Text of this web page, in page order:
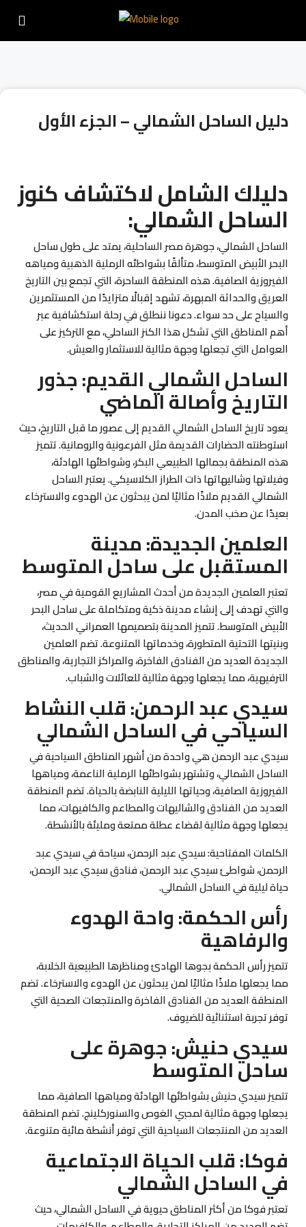
دليل الساحل الشمالي – الجزء الأول
دليلك الشامل لاكتشاف كنوز
الساحل الشمالي:
الساحل الشمالي، جوهرة مصر الساحلية، يمتد على طول ساحل
البحر الأبيض المتوسط، متألقًا بشواطئه الرملية الذهبية ومياهه
الفيروزية الصافية. هذه المنطقة الساحرة، التي تجمع بين التاريخ
العريق والحداثة المبهرة، تشهد إقبالًا متزايدًا من المستثمرين
والسياح على حد سواء. دعونا ننطلق في رحلة استكشافية عبر
أهم المناطق التي تشكل هذا الكنز الساحلي، مع التركيز على
العوامل التي تجعلها وجهة مثالية للاستثمار والعيش.
الساحل الشمالي القديم: جذور
التاريخ وأصالة الماضي
يعود تاريخ الساحل الشمالي القديم إلى عصور ما قبل التاريخ، حيث
استوطنته الحضارات القديمة مثل الفرعونية والرومانية. تتميز
هذه المنطقة بجمالها الطبيعي البكر، وشواطئها الهادئة،
وفيلاتها وشاليهاتها ذات الطراز الكلاسيكي. يعتبر الساحل
الشمالي القديم ملاذًا مثاليًا لمن يبحثون عن الهدوء والاسترخاء
بعيدًا عن صخب المدن.
العلمين الجديدة: مدينة
المستقبل على ساحل المتوسط
تعتبر العلمين الجديدة من أحدث المشاريع القومية في مصر،
والتي تهدف إلى إنشاء مدينة ذكية ومتكاملة على ساحل البحر
الأبيض المتوسط. تتميز المدينة بتصميمها العمراني الحديث،
وبنيتها التحتية المتطورة، وخدماتها المتنوعة. تضم العلمين
الجديدة العديد من الفنادق الفاخرة، والمراكز التجارية، والمناطق
الترفيهية، مما يجعلها وجهة مثالية للعائلات والشباب.
سيدي عبد الرحمن: قلب النشاط
السياحي في الساحل الشمالي
سيدي عبد الرحمن هي واحدة من أشهر المناطق السياحية في
الساحل الشمالي، وتشتهر بشواطئها الرملية الناعمة، ومياهها
الفيروزية الصافية، وحياتها الليلية النابضة بالحياة. تضم المنطقة
العديد من الفنادق والشاليهات والمطاعم والكافيهات، مما
يجعلها وجهة مثالية لقضاء عطلة ممتعة ومليئة بالأنشطة.
الكلمات المفتاحية:سيدي عبد الرحمن، سياحة في سيدي عبد
الرحمن، شواطئ سيدي عبد الرحمن، فنادق سيدي عبد الرحمن،
حياة ليلية في الساحل الشمالي.
رأس الحكمة: واحة الهدوء
والرفاهية
تتميز رأس الحكمة بجوها الهادئ ومناظرها الطبيعية الخلابة،
مما يجعلها ملاذًا مثاليًا لمن يبحثون عن الهدوء والاسترخاء. تضم
المنطقة العديد من الفنادق الفاخرة والمنتجعات الصحية التي
توفر تجربة استثنائية للضيوف.
سيدي حنيش: جوهرة على
ساحل المتوسط
تتميز سيدي حنيش بشواطئها الهادئة ومياهها الصافية، مما
يجعلها وجهة مثالية لمحبي الغوص والسنوركلينج. تضم المنطقة
العديد من المنتجعات السياحية التي توفر أنشطة مائية متنوعة.
فوكا: قلب الحياة الاجتماعية
في الساحل الشمالي
تعتبر فوكا من أكثر المناطق حيوية في الساحل الشمالي، حيث